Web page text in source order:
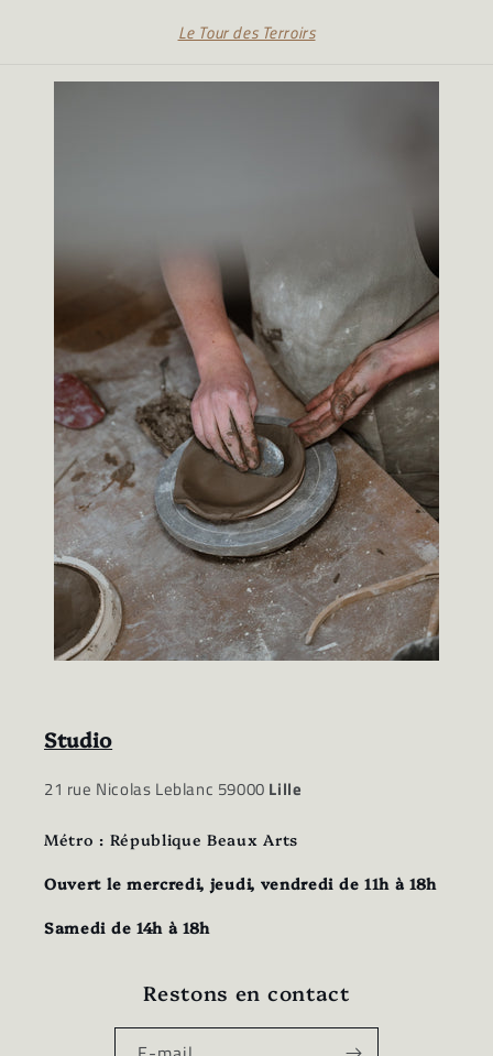
Le Tour des Terroirs
Studio
21 rue Nicolas Leblanc 59000 Lille
Métro : République Beaux Arts
Ouvert le mercredi, jeudi, vendredi de 11h à 18h
Samedi de 14h à 18h
Restons en contact